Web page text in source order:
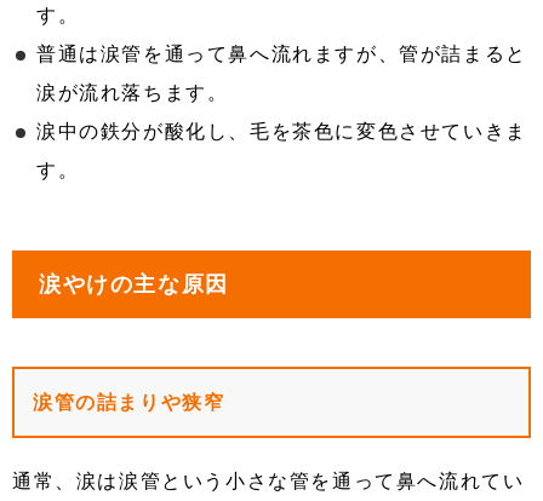
す。
普通は涙管を通って鼻へ流れますが、管が詰まると
涙が流れ落ちます。
涙中の鉄分が酸化し、毛を茶色に変色させていきま
す。
涙やけの主な原因
涙管の詰まりや狭窄
通常、涙は涙管という小さな管を通って鼻へ流れてい